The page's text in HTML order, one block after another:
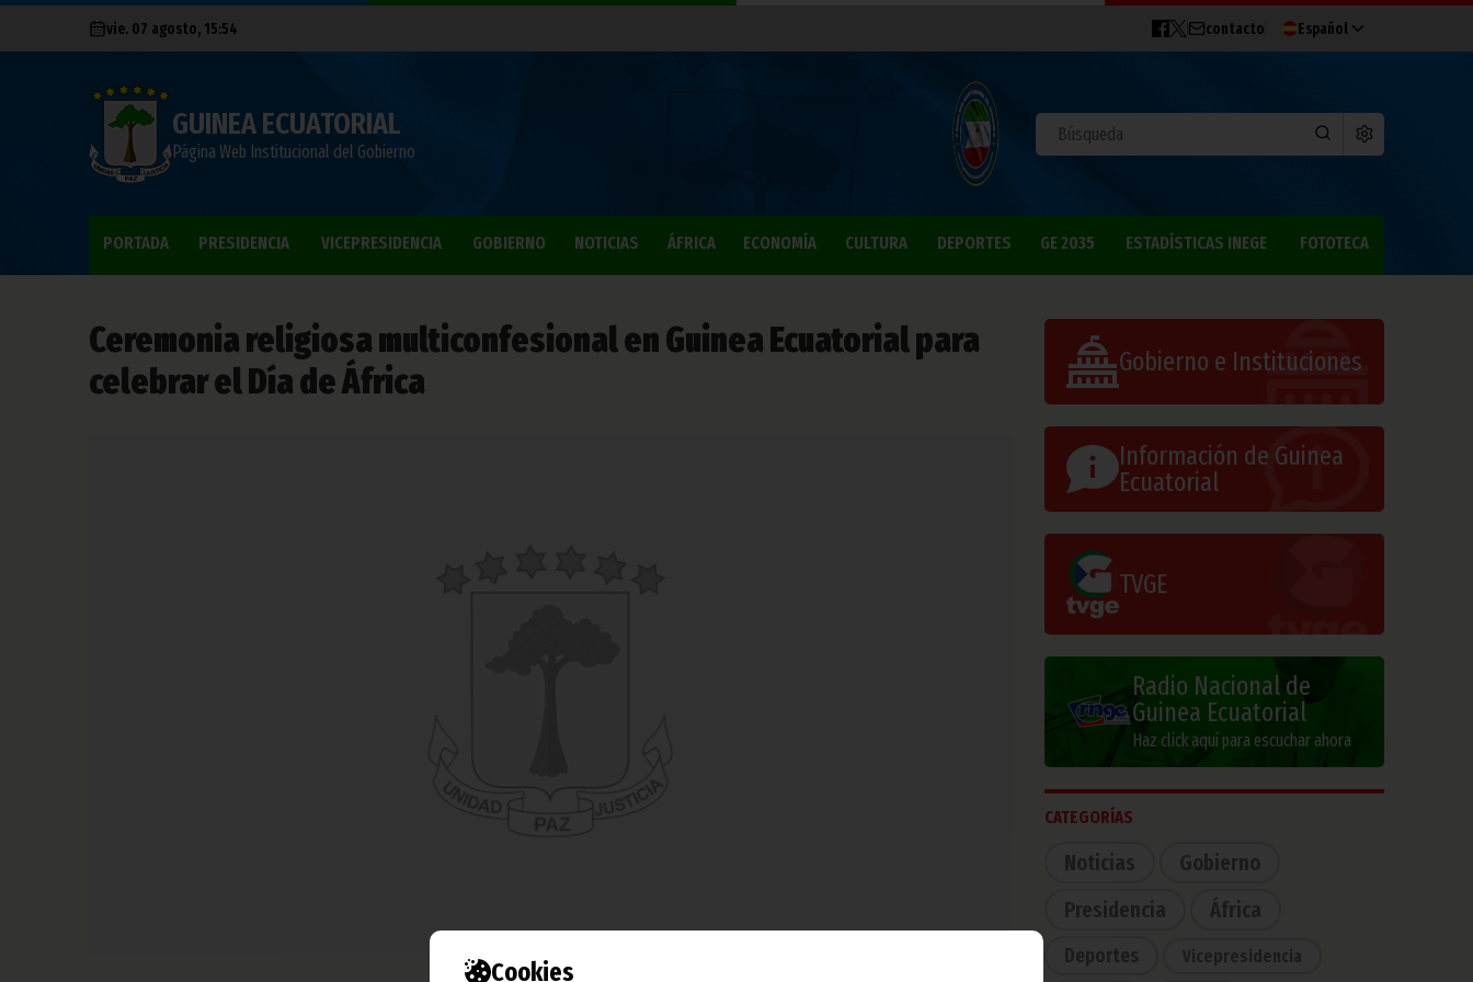
Cookies
vie. 07 agosto, 15:54 contacto Español
GUINEA ECUATORIAL
Página Web Institucional del Gobierno
PORTADA PRESIDENCIA VICEPRESIDENCIA GOBIERNO NOTICIAS ÁFRICA ECONOMÍA CULTURA DEPORTES GE 2035 ESTADÍSTICAS INEGE FOTOTECA
Ceremonia religiosa multiconfesional en Guinea Ecuatorial para
celebrar el Día de África
Gobierno e Instituciones
Información de Guinea
Ecuatorial
TVGE
Radio Nacional de
Guinea Ecuatorial
Haz click aquí para escuchar ahora
CATEGORÍAS
Noticias
Gobierno
Presidencia
África
Deportes Vicepresidencia